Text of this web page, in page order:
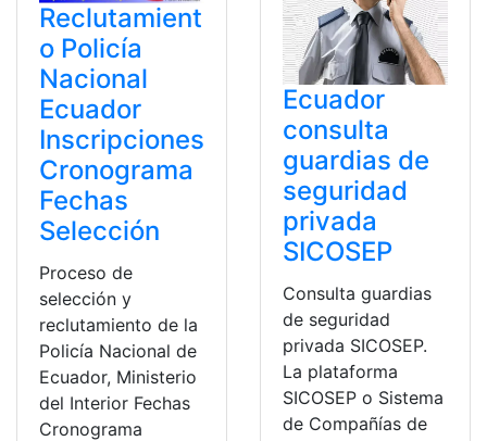
Reclutamient
o Policía
Nacional
Ecuador
Inscripciones
Cronograma
Fechas
Selección
Proceso de
selección y
reclutamiento de la
Policía Nacional de
Ecuador, Ministerio
del Interior Fechas
Cronograma
Ecuador
consulta
guardias de
seguridad
privada
SICOSEP
Consulta guardias
de seguridad
privada SICOSEP.
La plataforma
SICOSEP o Sistema
de Compañías de